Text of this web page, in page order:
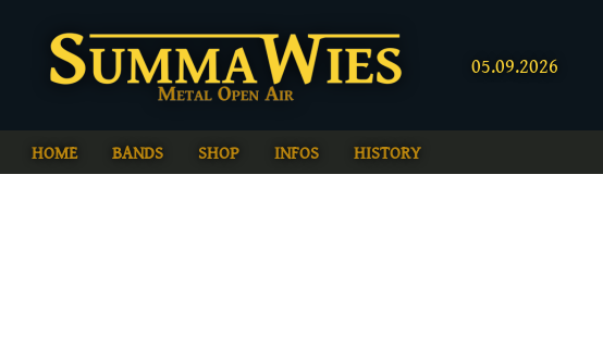
05.09.2026
HOME BANDS SHOP INFOS HISTORY